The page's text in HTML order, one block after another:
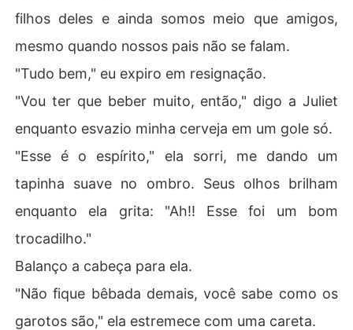
filhos deles e ainda somos meio que amigos,
mesmo quando nossos pais não se falam.
"Tudo bem," eu expiro em resignação.
"Vou ter que beber muito, então," digo a Juliet
enquanto esvazio minha cerveja em um gole só.
"Esse é o espírito," ela sorri, me dando um
tapinha suave no ombro. Seus olhos brilham
enquanto ela grita: "Ah!! Esse foi um bom
trocadilho."
Balanço a cabeça para ela.
"Não fique bêbada demais, você sabe como os
garotos são," ela estremece com uma careta.